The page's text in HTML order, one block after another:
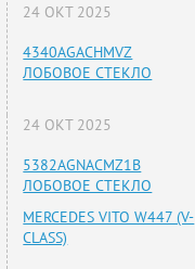
24 ОКТ 2025
4340AGACHMVZ
ЛОБОВОЕ СТЕКЛО
24 ОКТ 2025
5382AGNACMZ1B
ЛОБОВОЕ СТЕКЛО
MERCEDES VITO W447 (V-
CLASS)